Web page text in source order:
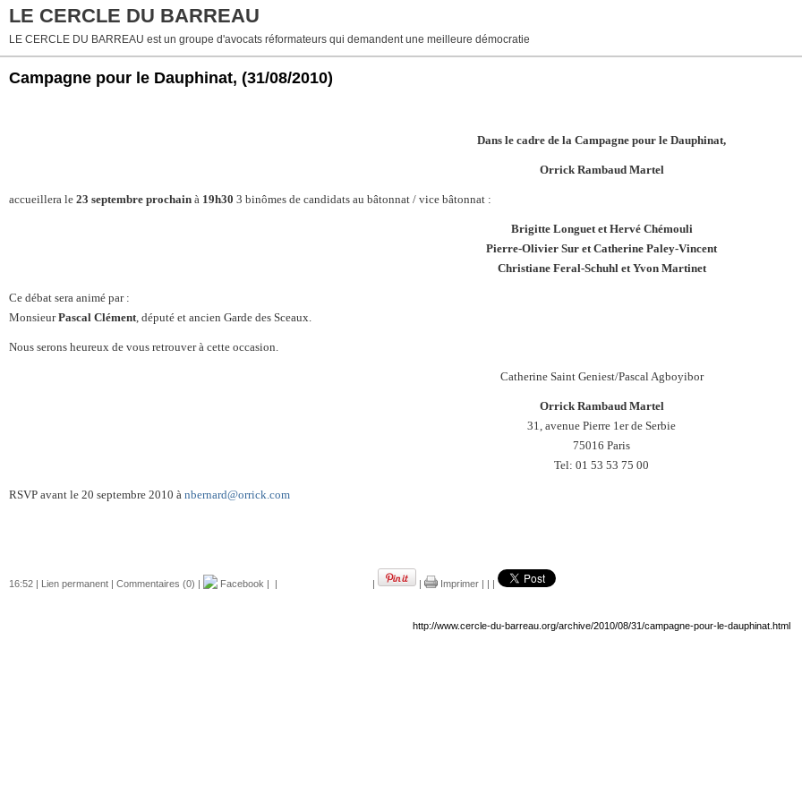
LE CERCLE DU BARREAU
LE CERCLE DU BARREAU est un groupe d'avocats réformateurs qui demandent une meilleure démocratie
Campagne pour le Dauphinat, (31/08/2010)
Dans le cadre de la Campagne pour le Dauphinat,
Orrick Rambaud Martel
accueillera le 23 septembre prochain à 19h30 3 binômes de candidats au bâtonnat / vice bâtonnat :
Brigitte Longuet et Hervé Chémouli
Pierre-Olivier Sur et Catherine Paley-Vincent
Christiane Feral-Schuhl et Yvon Martinet
Ce débat sera animé par :
MonsieurPascal Clément, député et ancien Garde des Sceaux.
Nous serons heureux de vous retrouver à cette occasion.
Catherine Saint Geniest/Pascal Agboyibor
Orrick Rambaud Martel
31, avenue Pierre 1er de Serbie
75016 Paris
Tel: 01 53 53 75 00
RSVP avant le 20 septembre 2010 à nbernard@orrick.com
16:52 | Lien permanent | Commentaires (0) | Facebook | | | | Imprimer | | |
http://www.cercle-du-barreau.org/archive/2010/08/31/campagne-pour-le-dauphinat.html